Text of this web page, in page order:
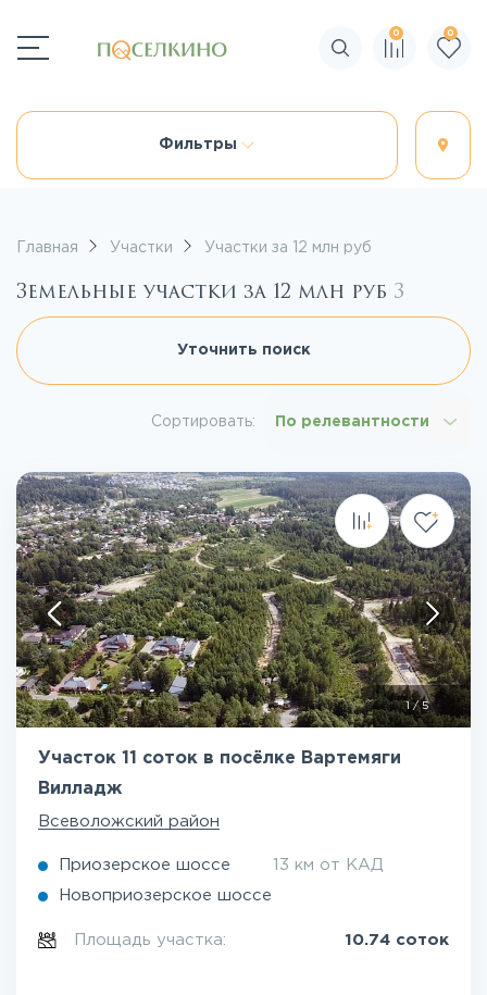
Поиск по сайту
0 0
Фильтры
Главная Участки Участки за 12 млн руб
Земельные участки за 12 млн руб 3
Уточнить поиск
Сортировать: По релевантности
1 /5
Участок 11 соток в посёлке Вартемяги
Вилладж
Всеволожский район
Приозерское шоссе 13 км от КАД
Новоприозерское шоссе
Площадь участка: 10.74 соток